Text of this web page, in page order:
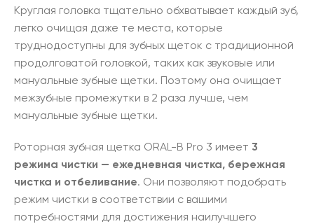
Круглая головка тщательно обхватывает каждый зуб,
легко очищая даже те места, которые
труднодоступны для зубных щеток с традиционной
продолговатой головкой, таких как звуковые или
мануальные зубные щетки. Поэтому она очищает
межзубные промежутки в 2 раза лучше, чем
мануальные зубные щетки.
Роторная зубная щетка ORAL-B Pro 3 имеет 3
режима чистки — ежедневная чистка, бережная
чистка и отбеливание. Они позволяют подобрать
режим чистки в соответствии с вашими
потребностями для достижения наилучшего